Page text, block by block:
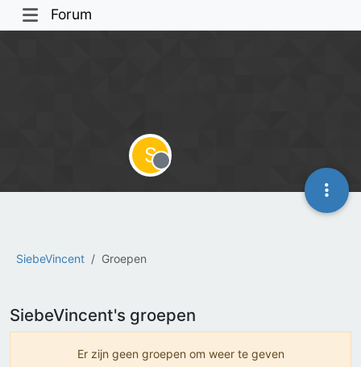
Forum
SiebeVincent Groepen
S
Offline
SiebeVincent's groepen
Er zijn geen groepen om weer te geven